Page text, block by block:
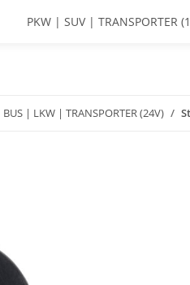
PKW | SUV | TRANSPORTER
BUS | LKW | TRANSPORTER (24V)